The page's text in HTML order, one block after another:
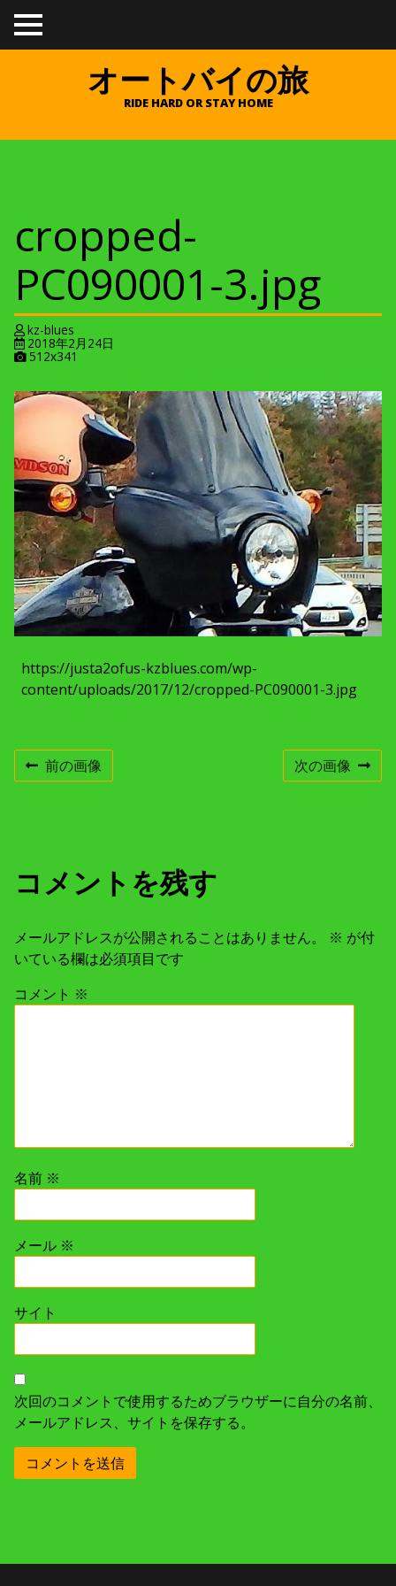
TO
GGL
オートバイの旅
RIDE HARD OR STAY HOME
cropped-
PC090001-3.jpg
kz-blues
2018年2月24日
A
a
c
e
n
t
r
s
o
l
u
t
i
o
n
512x341
https://justa2ofus-kzblues.com/wp-
content/uploads/2017/12/cropped-PC090001-3.jpg
前の画像 次の画像
コメントを残す
メールアドレスが公開されることはありません。 ※ が付
いている欄は必須項目です
コメント ※
名前 ※
メール ※
サイト
次回のコメントで使用するためブラウザーに自分の名前、
メールアドレス、サイトを保存する。